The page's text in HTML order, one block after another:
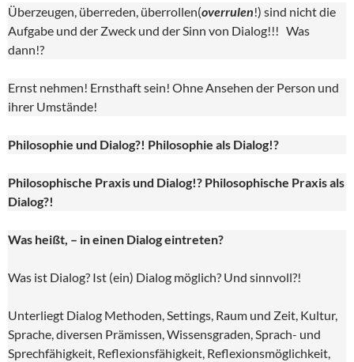
Überzeugen, überreden, überrollen(overrulen!) sind nicht die
Aufgabe und der Zweck und der Sinn von Dialog!!! Was
dann!?
Ernst nehmen! Ernsthaft sein! Ohne Ansehen der Person und
ihrer Umstände!
Philosophie und Dialog?! Philosophie als Dialog!?
Philosophische Praxis und Dialog!? Philosophische Praxis als
Dialog?!
Was heißt, – in einen Dialog eintreten?
Was ist Dialog? Ist (ein) Dialog möglich? Und sinnvoll?!
Unterliegt Dialog Methoden, Settings, Raum und Zeit, Kultur,
Sprache, diversen Prämissen, Wissensgraden, Sprach- und
Sprechfähigkeit, Reflexionsfähigkeit, Reflexionsmöglichkeit,